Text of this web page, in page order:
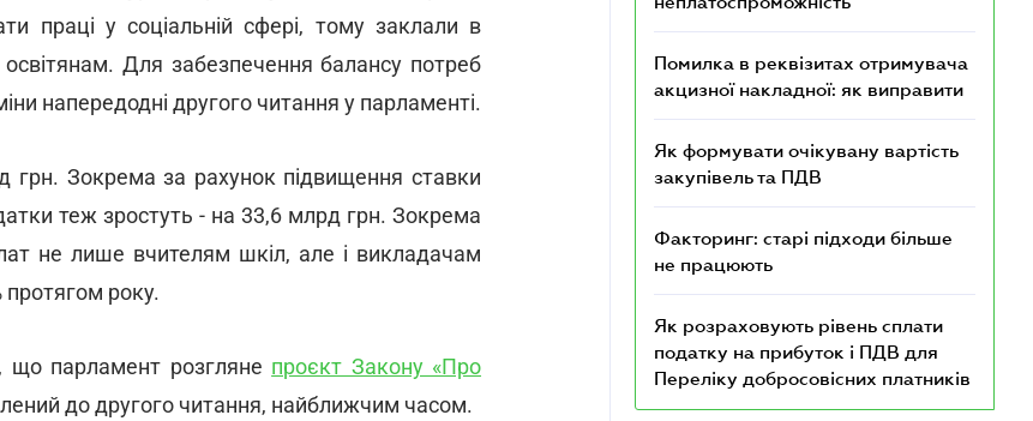
праці у соціальній сфері, тому заклали в
Для забезпечення балансу потреб
напередодні другого читання у парламенті.
грн. Зокрема за рахунок підвищення ставки
теж зростуть - на 33,6 млрд грн. Зокрема
не лише вчителям шкіл, але і викладачам
протягом року.
, що парламент розгляне проєкт Закону «Про
до другого читання, найближчим часом.
Помилка в реквізитах отримувача
акцизної накладної: як виправити
Як формувати очікувану вартість
закупівель та ПДВ
Факторинг: старі підходи більше
не працюють
Як розраховують рівень сплати
податку на прибуток і ПДВ для
Переліку добросовісних платників